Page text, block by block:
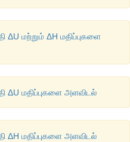
ΔU மற்றும் ΔH மதிப்புகளை
ΔU மதிப்புகளை அளவிடல்
ΔH மதிப்புகளை அளவிடல்